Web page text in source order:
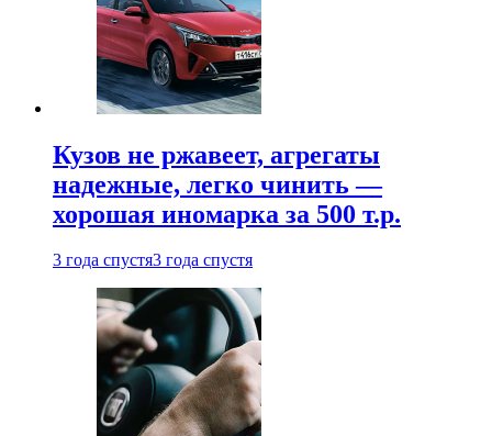
Кузов не ржавеет, агрегаты
надежные, легко чинить —
хорошая иномарка за 500 т.р.
3 года спустя3 года спустя